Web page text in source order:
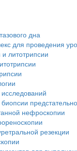
дна
для проведения
литотрипсии
нефроскопии
резекции